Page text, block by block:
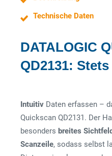
Technische Daten
DATALOGIC
QD2131:
Intuitiv Daten erfassen –
Quickscan QD2131. Der
besonders breites
Scanzeile, sodass selbst